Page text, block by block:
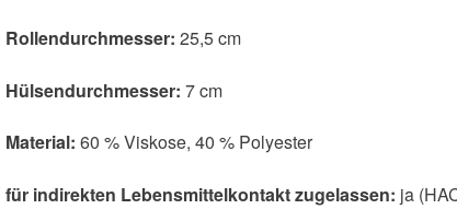
Rollendurchmesser: 25,5 cm
Hülsendurchmesser: 7 cm
Material: 60 % Viskose, 40 % Polyester
für indirekten Lebensmittelkontakt zugelassen: ja